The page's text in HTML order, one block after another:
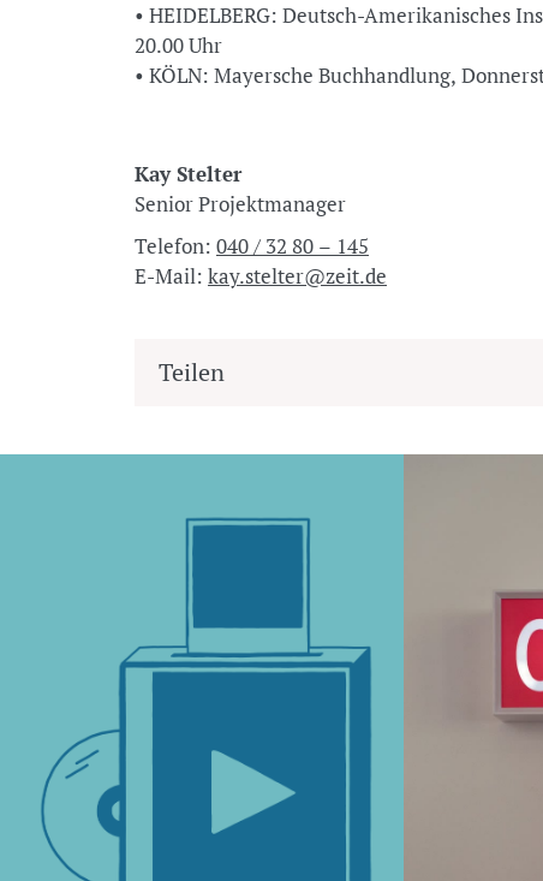
• HEIDELBERG: Deutsch-Amerikanisches
20.00 Uhr
• KÖLN: Mayersche Buchhandlung,
Kay Stelter
Senior Projektmanager
Telefon: 040 / 32 80 – 145
E-Mail: kay.stelter@zeit.de
Teilen